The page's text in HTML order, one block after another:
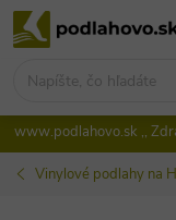
Prejsť
na
www.podlahovo.sk ,,
Vinylové podlahy na